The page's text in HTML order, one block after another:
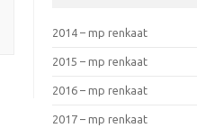
2014 – mp renkaat
2015 – mp renkaat
2016 – mp renkaat
2017 – mp renkaat